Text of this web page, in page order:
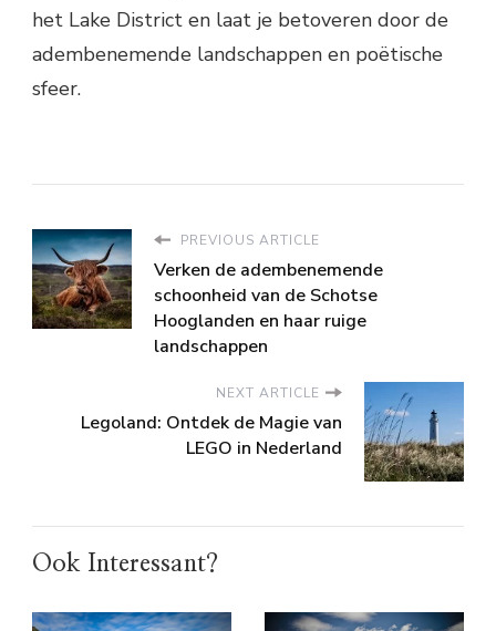
het Lake District en laat je betoveren door de
adembenemende landschappen en poëtische
sfeer.
PREVIOUS ARTICLE
Verken de adembenemende
schoonheid van de Schotse
Hooglanden en haar ruige
landschappen
NEXT ARTICLE
Legoland: Ontdek de Magie van
LEGO in Nederland
Ook Interessant?